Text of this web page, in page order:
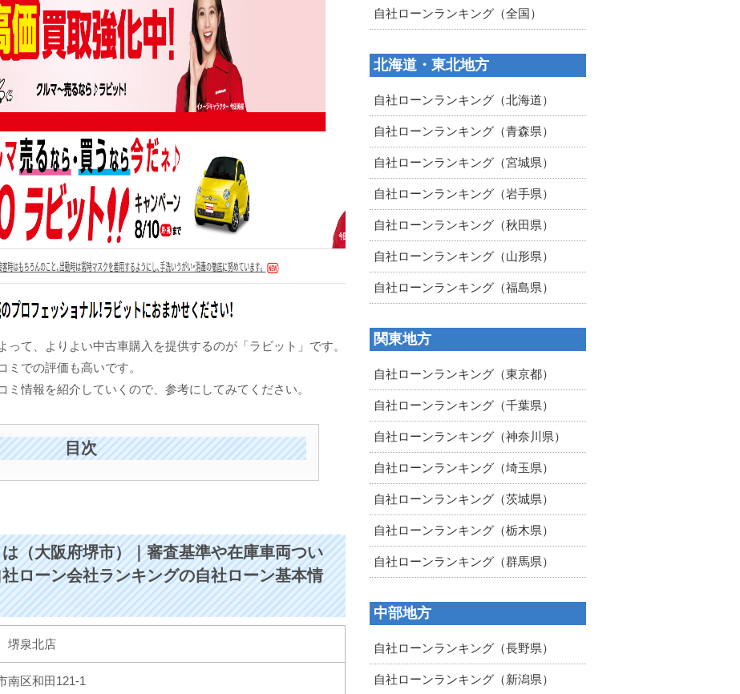
って、よりよい中古車購入を提供するのが「ラビット」です。
での評価も高いです。
情報を紹介していくので、参考にしてみてください。
目次
（大阪府堺市）｜審査基準や在庫車両つい
ローン会社ランキングの自社ローン基本情
堺泉北店
南区和田121-1
自社ローンランキング（全国）
北海道・東北地方
自社ローンランキング（北海道）
自社ローンランキング（青森県）
自社ローンランキング（宮城県）
自社ローンランキング（岩手県）
自社ローンランキング（秋田県）
自社ローンランキング（山形県）
自社ローンランキング（福島県）
関東地方
自社ローンランキング（東京都）
自社ローンランキング（千葉県）
自社ローンランキング（神奈川県）
自社ローンランキング（埼玉県）
自社ローンランキング（茨城県）
自社ローンランキング（栃木県）
自社ローンランキング（群馬県）
中部地方
自社ローンランキング（長野県）
自社ローンランキング（新潟県）